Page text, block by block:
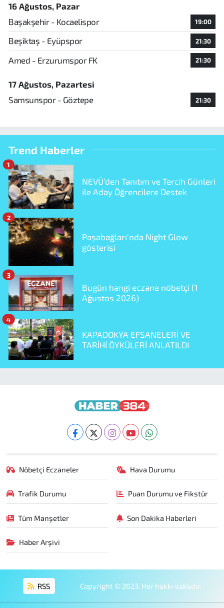
16 Ağustos, Pazar
Başakşehir - Kocaelispor
19:00
Beşiktaş - Eyüpspor 21:30
Amed - Erzurumspor FK 21:30
17 Ağustos, Pazartesi
Samsunspor - Göztepe
21:30
Trend Haberler
NEVÜ’den Tanıtım ve Tercih Günleri
ile Aday Öğrencilere Destek
1
Paşabağları'nda Night Glow
gösterisi
2
Bugün hangi eczane nöbetçi (1
Ağustos 2026)
3
KAPADOKYA EFSANELERİ VE
TARİHİ ÖYKÜLERİ ANLATILDI
4
Nöbetçi Eczaneler Hava Durumu
Trafik Durumu Puan Durumu ve Fikstür
Tüm Manşetler Son Dakika Haberleri
Haber Arşivi
RSS Copyright © 2023. Her hakkı saklıdır.